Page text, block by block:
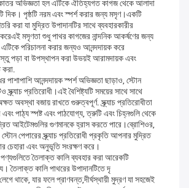
অভিজ্ঞতা হল এটিকে ঐতিহ্যগত কাগজ থেকে আলাদা
দিক। পৃষ্ঠটি নরম এবং স্পর্শ করার জন্য মসৃণ।একটি
করা যা মুদ্রিত উপাদানটির সাথে ব্যবহারকারীর
মসৃণতা শুধু পাথর কাগজের নান্দনিক আকর্ষণের জন্য
এটিকে পরিচালনা করার জন্যও আনন্দদায়ক করে
পড়া বা উপস্থাপন করা উভয়ই আরামদায়ক এবং
করা.
আনন্দদায়ক স্পর্শ অভিজ্ঞতা ছাড়াও, স্টোন
স্ক্র্যাচ প্রতিরোধী।এই বৈশিষ্ট্যটি সময়ের সাথে সাথে
অবস্থা বজায় রাখতে গুরুত্বপূর্ণ. স্ক্র্যাচ প্রতিরোধীতা
এবং পাঠ্য স্পষ্ট এবং পাঠযোগ্য, ত্রুটি এবং চিহ্নগুলি থেকে
আইটেমগুলির গুণমানকে হ্রাস করতে পারে।ব্রোশিওর,
পেপারের স্ক্র্যাচ প্রতিরোধী প্রকৃতি আপনার মুদ্রিত
চেহারা এবং অনুভূতি সংরক্ষণ করে।
পণ্যগুলিতে তৈলাক্ত কালি ব্যবহার করা আরেকটি
তৈলাক্ত কালি পাথরের উপাদানটিতে দৃ
যার ফলে প্রাণবন্ত,দীর্ঘস্থায়ী মুদ্রণ যা সহজেই